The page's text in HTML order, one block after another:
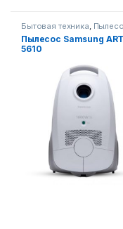
Бытовая техника,
аксессуары
Пылесос Samsung
5610
Этот товар имеет